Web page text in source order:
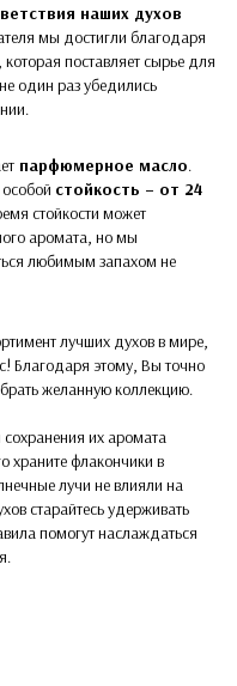
наших духов
мы достигли благодаря
поставляет сырье для
один раз убедились
парфюмерное масло.
стойкость – от 24
стойкости может
аромата, но мы
любимым запахом не
лучших духов в мире,
Благодаря этому, Вы точно
желанную коллекцию.
их аромата
храните флакончики в
лучи не влияли на
старайтесь удерживать
помогут наслаждаться